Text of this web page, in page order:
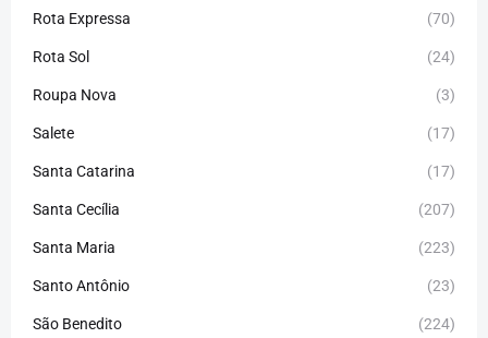
Rota Expressa (70)
Rota Sol (24)
Roupa Nova (3)
Salete (17)
Santa Catarina (17)
Santa Cecília (207)
Santa Maria (223)
Santo Antônio (23)
São Benedito (224)